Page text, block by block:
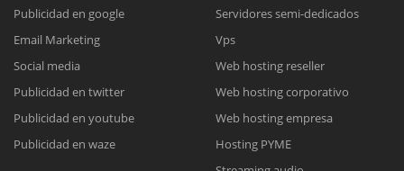
Meet para la reunión online.
Cotización
Complete el formulario y nos contactaremos a la brevedad.
Chat Online
Todos nuestros ejecutivos están fuera de línea. Complete el formulario
para enviarnos un correo electrónico con sus datos personales.
Publicidad en google
Email Marketing
Social media
Publicidad en twitter
Publicidad en youtube
Publicidad en waze
Servidores semi-dedicados
Vps
Web hosting reseller
Web hosting corporativo
Web hosting empresa
Hosting PYME